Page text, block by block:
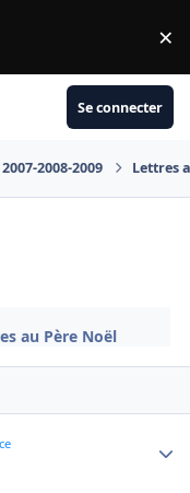
×
Se connecter
2008-2009 Lettres
au Père Noël